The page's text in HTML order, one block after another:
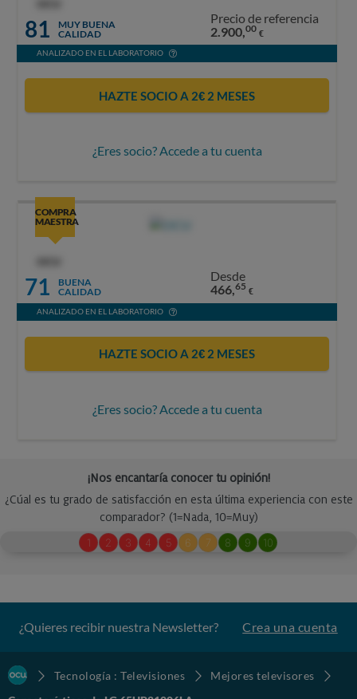
81
MUY BUENA
CALIDAD
Precio de referencia
2.900,00 €
ANALIZADO EN EL LABORATORIO
HAZTE SOCIO A 2€ 2 MESES
¿Eres socio? Accede a tu cuenta
COMPRA
MAESTRA
71
BUENA
CALIDAD
Desde
466,65 €
ANALIZADO EN EL LABORATORIO
HAZTE SOCIO A 2€ 2 MESES
¿Eres socio? Accede a tu cuenta
¿Quieres recibir nuestra Newsletter? Crea una cuenta
Tecnología : Televisiones
Mejores televisores